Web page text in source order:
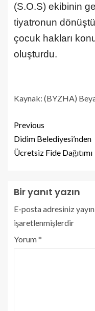
(S.O.S) ekibinin
tiyatronun
çocuk hakları
oluşturdu.
Kaynak: (BYZHA)
Previous
Didim Belediyesi’nden
Ücretsiz Fide Dağıtımı
Bir yanıt yazın
E-posta adresiniz
işaretlenmişlerdir
Yorum*